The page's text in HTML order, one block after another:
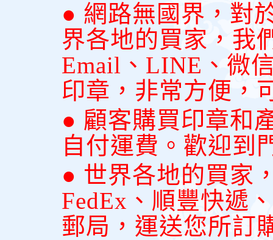
● 網路無國界，對
界各地的買家，我
Email、LINE、微
印章，非常方便，
● 顧客購買印章和
自付運費。歡迎到
● 世界各地的買家
FedEx、順豐快遞
郵局，運送您所訂